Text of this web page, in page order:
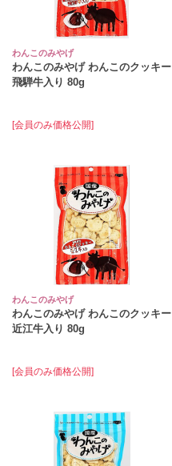
わんこのみやげ
わんこのみやげ わんこのクッキー
飛騨牛入り 80g
[会員のみ価格公開]
わんこのみやげ
わんこのみやげ わんこのクッキー
近江牛入り 80g
[会員のみ価格公開]